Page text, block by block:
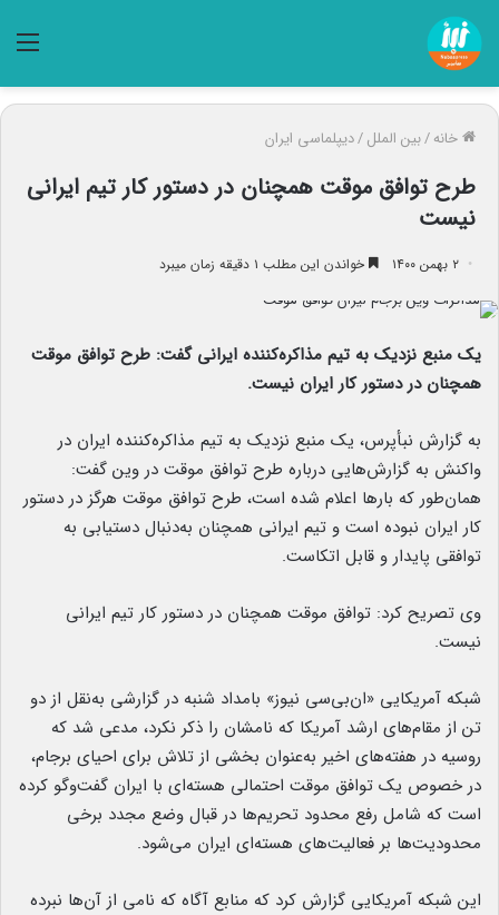
خانه/بین الملل/دیپلماسی ایران
طرح توافق موقت همچنان در دستور کار تیم ایرانی
نیست
۲ بهمن ۱۴۰۰ خواندن این مطلب ۱ دقیقه زمان میبرد
یک منبع نزدیک به تیم مذاکره‌کننده ایرانی گفت: طرح توافق موقت
همچنان در دستور کار ایران نیست.
به گزارش نبأپرس، یک منبع نزدیک به تیم مذاکره‌کننده ایران در
واکنش به گزارش‌هایی درباره طرح توافق موقت در وین گفت:
همان‌طور که بارها اعلام شده است، طرح توافق موقت هرگز در دستور
کار ایران نبوده است و تیم ایرانی همچنان به‌دنبال دستیابی به
توافقی پایدار و قابل اتکاست.
وی تصریح کرد: توافق موقت همچنان در دستور کار تیم ایرانی
نیست.
شبکه آمریکایی «ان‌بی‌سی نیوز» بامداد شنبه در گزارشی به‌نقل از دو
تن از مقام‌های ارشد آمریکا که نامشان را ذکر نکرد، مدعی شد که
روسیه در هفته‌های اخیر به‌عنوان بخشی از تلاش برای احیای برجام،
در خصوص یک توافق موقت احتمالی هسته‌ای با ایران گفت‌وگو کرده
است که شامل رفع محدود تحریم‌ها در قبال وضع مجدد برخی
محدودیت‌ها بر فعالیت‌های هسته‌ای ایران می‌شود.
این شبکه آمریکایی گزارش کرد که منابع آگاه که نامی از آن‌ها نبرده